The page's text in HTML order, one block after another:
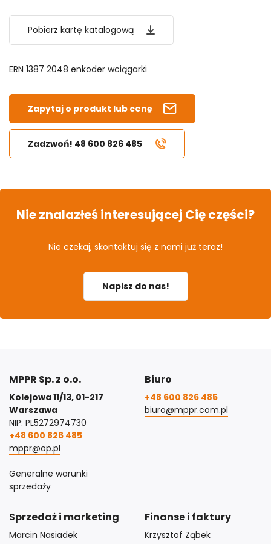
Pobierz kartę katalogową
ERN 1387 2048 enkoder wciągarki
Zapytaj o produkt lub cenę
Zadzwoń! 48 600 826 485
Nie znalazłeś interesującej Cię części?
Nie czekaj, skontaktuj się z nami już teraz!
Napisz do nas!
MPPR Sp. z o.o.
Kolejowa 11/13, 01-217
Warszawa
NIP: PL5272974730
+48 600 826 485
mppr@op.pl
Generalne warunki
sprzedaży
Biuro
+48 600 826 485
biuro@mppr.com.pl
Sprzedaż i marketing
Marcin Nasiadek
Finanse i faktury
Krzysztof Ząbek